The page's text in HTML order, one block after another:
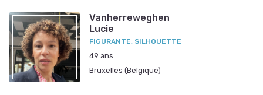
Vanherreweghen
Lucie
FIGURANTE, SILHOUETTE
49 ans
Bruxelles (Belgique)